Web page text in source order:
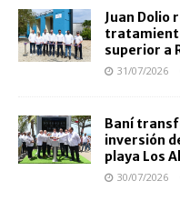
Juan Dolio
superior a
31/07/2026
Baní
inversión
playa Los
30/07/2026